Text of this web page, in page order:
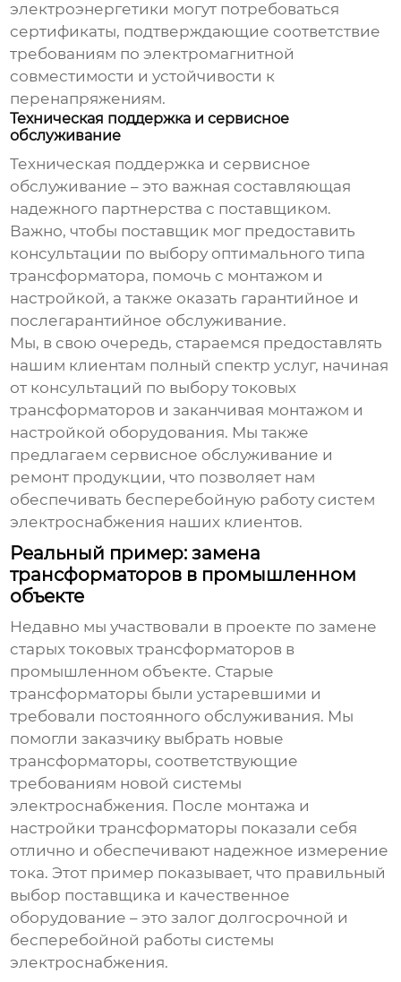
электроэнергетики могут потребоваться
сертификаты, подтверждающие соответствие
требованиям по электромагнитной
совместимости и устойчивости к
перенапряжениям.
Техническая поддержка и сервисное
обслуживание
Техническая поддержка и сервисное
обслуживание – это важная составляющая
надежного партнерства с поставщиком.
Важно, чтобы поставщик мог предоставить
консультации по выбору оптимального типа
трансформатора, помочь с монтажом и
настройкой, а также оказать гарантийное и
послегарантийное обслуживание.
Мы, в свою очередь, стараемся предоставлять
нашим клиентам полный спектр услуг, начиная
от консультаций по выборутоковых
трансформаторов и заканчивая монтажом и
настройкой оборудования. Мы также
предлагаем сервисное обслуживание и
ремонт продукции, что позволяет нам
обеспечивать бесперебойную работу систем
электроснабжения наших клиентов.
Реальный пример: замена
трансформаторов в промышленном
объекте
Недавно мы участвовали в проекте по замене
старыхтоковых трансформаторов в
промышленном объекте. Старые
трансформаторы были устаревшими и
требовали постоянного обслуживания. Мы
помогли заказчику выбрать новые
трансформаторы, соответствующие
требованиям новой системы
электроснабжения. После монтажа и
настройки трансформаторы показали себя
отлично и обеспечивают надежное измерение
тока. Этот пример показывает, что правильный
выбор поставщика и качественное
оборудование – это залог долгосрочной и
бесперебойной работы системы
электроснабжения.